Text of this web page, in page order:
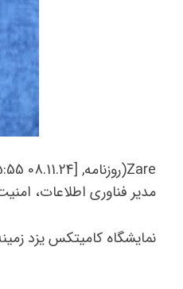
Zare(روزنامه, [08.11.24 15:55]
مدیر فناوری اطلاعات،
نمایشگاه کامیتکس یزد